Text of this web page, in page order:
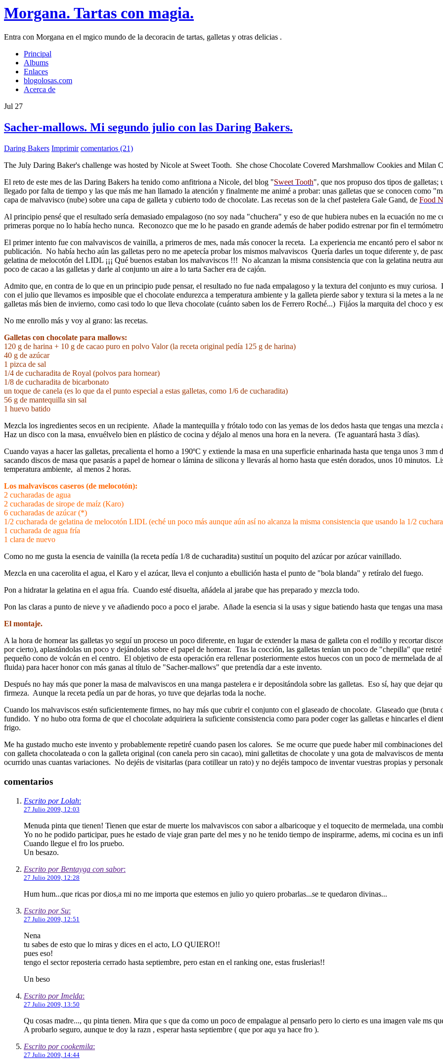
Morgana. Tartas con magia.
Entra con Morgana en el mgico mundo de la decoracin de tartas, galletas y otras delicias .
Principal
Albums
Enlaces
blogolosas.com
Acerca de
Jul 27
Sacher-mallows. Mi segundo julio con las Daring Bakers.
Daring Bakers Imprimir comentarios (21)
The July Daring Baker's challenge was hosted by Nicole at Sweet Tooth. She chose Chocolate Covered Marshmallow Cookies and Milan
El reto de este mes de las Daring Bakers ha tenido como anfitriona a Nicole, del blog "Sweet Tooth", que nos propuso dos tipos de galletas;
llegado por falta de tiempo y las que más me han llamado la atención y finalmente me animé a probar: unas galletas que se conocen como
capa de malvavisco (nube) sobre una capa de galleta y cubierto todo de chocolate. Las recetas son de la chef pastelera Gale Gand, de Food
Al principio pensé que el resultado sería demasiado empalagoso (no soy nada "chuchera" y eso de que hubiera nubes en la ecuación no me
primeras porque no lo había hecho nunca. Reconozco que me lo he pasado en grande además de haber podido estrenar por fin el
El primer intento fue con malvaviscos de vainilla, a primeros de mes, nada más conocer la receta. La experiencia me encantó pero el sabor
publicación. No había hecho aún las galletas pero no me apetecía probar los mismos malvaviscos Quería darles un toque diferente y, de
gelatina de melocotón del LIDL ¡¡¡ Qué buenos estaban los malvaviscos !!! No alcanzan la misma consistencia que con la gelatina neutra
poco de cacao a las galletas y darle al conjunto un aire a lo tarta Sacher era de cajón.
Admito que, en contra de lo que en un principio pude pensar, el resultado no fue nada empalagoso y la textura del conjunto es muy curiosa.
con el julio que llevamos es imposible que el chocolate endurezca a temperatura ambiente y la galleta pierde sabor y textura si la metes a la
galletas más bien de invierno, como casi todo lo que lleva chocolate (cuánto saben los de Ferrero Roché...) Fijáos la marquita del choco y
No me enrollo más y voy al grano: las recetas.
Galletas con chocolate para mallows:
120 g de harina + 10 g de cacao puro en polvo Valor (la receta original pedía 125 g de harina)
40 g de azúcar
1 pizca de sal
1/4 de cucharadita de Royal (polvos para hornear)
1/8 de cucharadita de bicarbonato
un toque de canela (es lo que da el punto especial a estas galletas, como 1/6 de cucharadita)
56 g de mantequilla sin sal
1 huevo batido
Mezcla los ingredientes secos en un recipiente. Añade la mantequilla y frótalo todo con las yemas de los dedos hasta que tengas una
Haz un disco con la masa, envuélvelo bien en plástico de cocina y déjalo al menos una hora en la nevera. (Te aguantará hasta 3 días).
Cuando vayas a hacer las galletas, precalienta el horno a 190ºC y extiende la masa en una superficie enharinada hasta que tenga unos 3
sacando discos de masa que pasarás a papel de hornear o lámina de silicona y llevarás al horno hasta que estén dorados, unos 10 minutos.
temperatura ambiente, al menos 2 horas.
Los malvaviscos caseros (de melocotón):
2 cucharadas de agua
2 cucharadas de sirope de maíz (Karo)
6 cucharadas de azúcar (*)
1/2 cucharada de gelatina de melocotón LIDL (eché un poco más aunque aún así no alcanza la misma consistencia que usando la 1/2
1 cucharada de agua fría
1 clara de nuevo
Como no me gusta la esencia de vainilla (la receta pedía 1/8 de cucharadita) sustituí un poquito del azúcar por azúcar vainillado.
Mezcla en una cacerolita el agua, el Karo y el azúcar, lleva el conjunto a ebullición hasta el punto de "bola blanda" y retíralo del fuego.
Pon a hidratar la gelatina en el agua fría. Cuando esté disuelta, añádela al jarabe que has preparado y mezcla todo.
Pon las claras a punto de nieve y ve añadiendo poco a poco el jarabe. Añade la esencia si la usas y sigue batiendo hasta que tengas una
El montaje.
A la hora de hornear las galletas yo seguí un proceso un poco diferente, en lugar de extender la masa de galleta con el rodillo y recortar
por cierto), aplastándolas un poco y dejándolas sobre el papel de hornear. Tras la cocción, las galletas tenían un poco de "chepilla" que
pequeño cono de volcán en el centro. El objetivo de esta operación era rellenar posteriormente estos huecos con un poco de mermelada de
fluida) para hacer honor con más ganas al título de "Sacher-mallows" que pretendía dar a este invento.
Después no hay más que poner la masa de malvaviscos en una manga pastelera e ir depositándola sobre las galletas. Eso sí, hay que dejar
firmeza. Aunque la receta pedía un par de horas, yo tuve que dejarlas toda la noche.
Cuando los malvaviscos estén suficientemente firmes, no hay más que cubrir el conjunto con el glaseado de chocolate. Glaseado que
fundido. Y no hubo otra forma de que el chocolate adquiriera la suficiente consistencia como para poder coger las galletas e hincarles el
frigo.
Me ha gustado mucho este invento y probablemente repetiré cuando pasen los calores. Se me ocurre que puede haber mil combinaciones
con galleta chocolateada o con la galleta original (con canela pero sin cacao), mini galletitas de chocolate y una gota de malvaviscos de
ocurrido unas cuantas variaciones. No dejéis de visitarlas (para cotillear un rato) y no dejéis tampoco de inventar vuestras propias y
comentarios
Escrito por Lolah:
27 Julio 2009, 12:03
Menuda pinta que tienen! Tienen que estar de muerte los malvaviscos con sabor a albaricoque y el toquecito de mermelada, una
Yo no he podido participar, pues he estado de viaje gran parte del mes y no he tenido tiempo de inspirarme, adems, mi cocina es un
Cuando llegue el fro los pruebo.
Un besazo.
Escrito por Bentayga con sabor:
27 Julio 2009, 12:28
Hum hum...que ricas por dios,a mi no me importa que estemos en julio yo quiero probarlas...se te quedaron divinas...
Escrito por Su:
27 Julio 2009, 12:51
Nena
tu sabes de esto que lo miras y dices en el acto, LO QUIERO!!
pues eso!
tengo el sector reposteria cerrado hasta septiembre, pero estan en el ranking one, estas fruslerias!!
Un beso
Escrito por Imelda:
27 Julio 2009, 13:50
Qu cosas madre..., qu pinta tienen. Mira que s que da como un poco de empalague al pensarlo pero lo cierto es una imagen vale ms
A probarlo seguro, aunque te doy la razn , esperar hasta septiembre ( que por aqu ya hace fro ).
Escrito por cookemila:
27 Julio 2009, 14:44